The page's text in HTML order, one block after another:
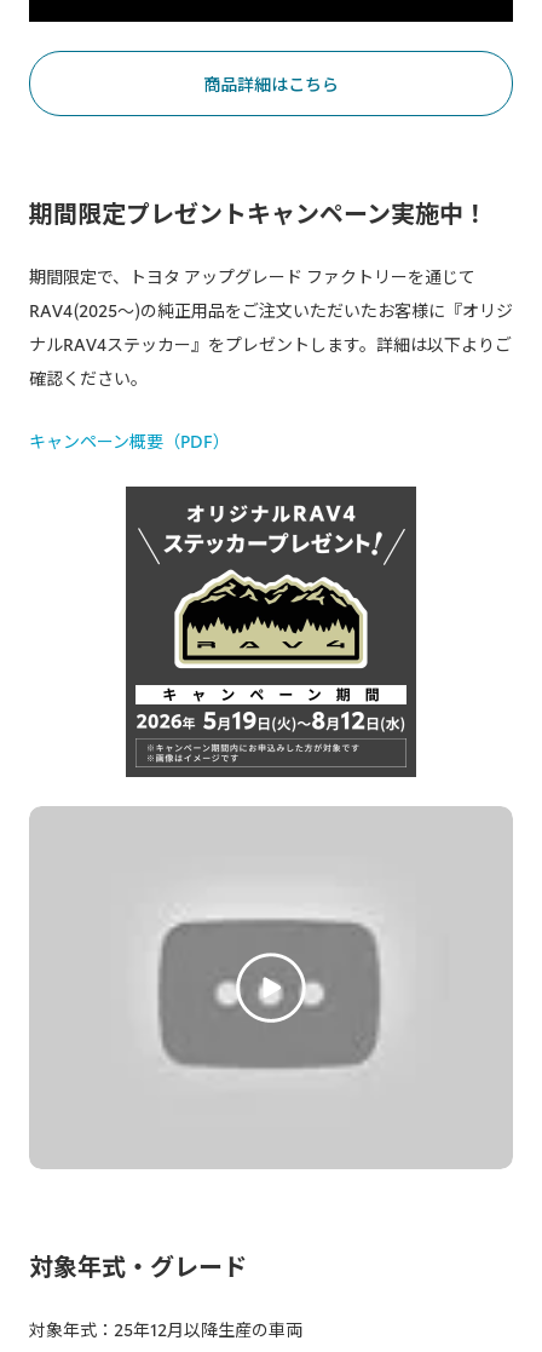
商品詳細はこちら
期間限定プレゼントキャンペーン実施中！
期間限定で、トヨタ アップグレード ファクトリーを通じて
RAV4(2025～)の純正用品をご注文いただいたお客様に『オリジ
ナルRAV4ステッカー』をプレゼントします。詳細は以下よりご
確認ください。​
キャンペーン概要（PDF）
対象年式・グレード
対象年式：25年12月以降生産の車両